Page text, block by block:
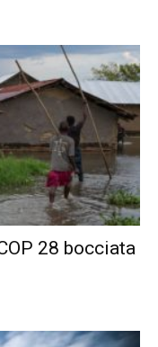
28 bocciata